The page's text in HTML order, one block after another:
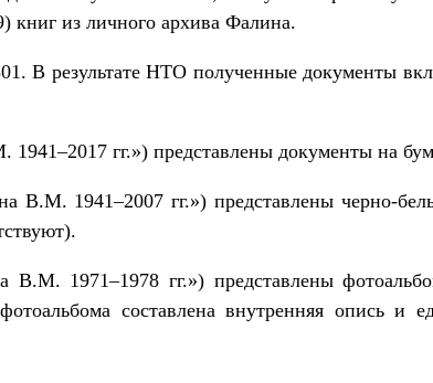
книг из личного архива Фалина.
В результате НТО полученные документы
гг.») представлены документы на
1941–2007 гг.») представлены черно-
1971–1978 гг.») представлены
составлена внутренняя опись и